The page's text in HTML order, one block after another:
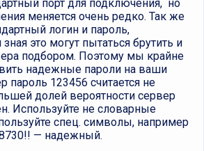
порт для подключения, но
меняется очень редко. Так же
логин и пароль,
это могут пытаться брутить и
подбором. Поэтому мы крайне
надежные пароли на ваши
пароль 123456 считается не
долей вероятности сервер
Используйте не словарные
спец. символы, например
— надежный.